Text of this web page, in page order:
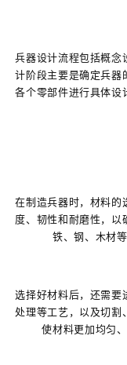
兵器设计流程包括概念
计阶段主要是确定兵器
各个零部件进行具体设
在制造兵器时，材料的
度、韧性和耐磨性，以
铁、钢、木材
选择好材料后，还需要
处理等工艺，以及切割
使材料更加均匀